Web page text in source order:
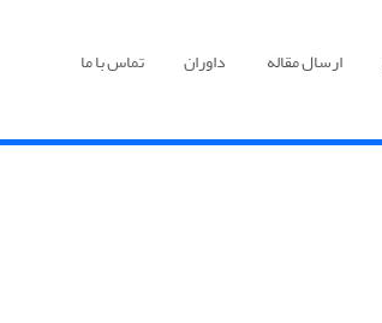
ارسال مقاله داوران تماس با ما